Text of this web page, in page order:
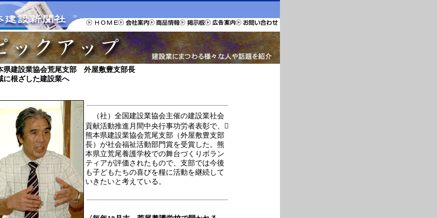
県建設業協会荒尾支部 外屋敷豊支部長
に根ざした建設業へ
（社）全国建設業協会主催の建設業社会
貢献活動推進月間中央行事功労者表彰で、
熊本県建設業協会荒尾支部（外屋敷豊支部
長）が社会福祉活動部門賞を受賞した。熊
本県立荒尾養護学校での舞台づくりボラン
ティアが評価されたもので、支部では今後
も子どもたちの喜びを糧に活動を継続して
いきたいと考えている。